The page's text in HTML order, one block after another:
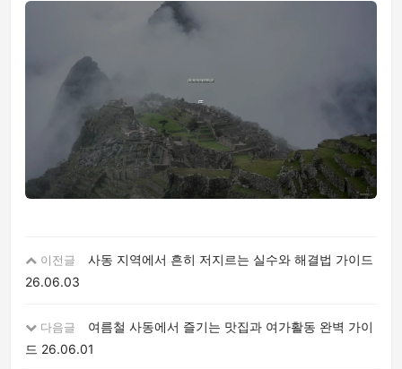
이전글
사동 지역에서 흔히 저지르는 실수와 해결법 가이드
26.06.03
다음글
여름철 사동에서 즐기는 맛집과 여가활동 완벽 가이
드 26.06.01